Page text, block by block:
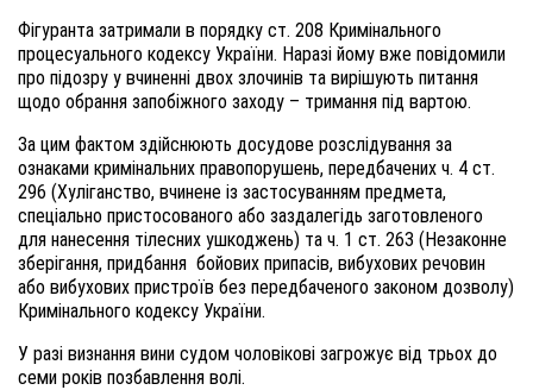
Фігуранта затримали в порядку ст. 208 Кримінального
процесуального кодексу України. Наразі йому вже повідомили
про підозру у вчиненні двох злочинів та вирішують питання
щодо обрання запобіжного заходу – тримання під вартою.
За цим фактом здійснюють досудове розслідування за
ознаками кримінальних правопорушень, передбачених ч. 4 ст.
296 (Хуліганство, вчинене із застосуванням предмета,
спеціально пристосованого або заздалегідь заготовленого
для нанесення тілесних ушкоджень) та ч. 1 ст. 263 (Незаконне
зберігання, придбання бойових припасів, вибухових речовин
або вибухових пристроїв без передбаченого законом дозволу)
Кримінального кодексу України.
У разі визнання вини судом чоловікові загрожує від трьох до
семи років позбавлення волі.